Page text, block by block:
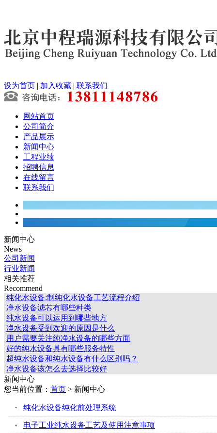
设为首页 | 加入收藏 | 联系我们
网站首页
公司简介
产品展示
新闻中心
工程业绩
招聘信息
在线留言
联系我们
新闻中心
News
公司新闻
行业新闻
相关推荐
Recommend
纯化水设备:制纯化水设备工艺流程介绍
净水设备滤芯有哪些种类
纯水设备可以运用到哪些地方
净水设备受到欢迎的原因是什么
用户需要关注纯净水设备的哪些方面
好的纯水设备具有哪些服务特性
超纯水设备和纯水设备有什么区别吗？
净水设备该怎么去选择比较好
新闻中心
您当前位置： 首页 > 新闻中心
· 纯化水设备纯化前处理系统
· 电子工业纯水设备工艺及使用注意事项